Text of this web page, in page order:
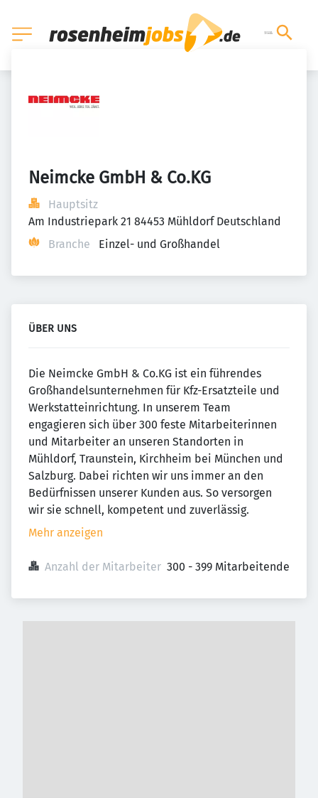
Neimcke GmbH & Co.KG
Hauptsitz
Am Industriepark 21 84453 Mühldorf Deutschland
Branche
Einzel- und Großhandel
ÜBER UNS
Die Neimcke GmbH & Co.KG ist ein führendes
Großhandelsunternehmen für Kfz-Ersatzteile und
Werkstatteinrichtung. In unserem Team
engagieren sich über 300 feste Mitarbeiterinnen
und Mitarbeiter an unseren Standorten in
Mühldorf, Traunstein, Kirchheim bei München und
Salzburg. Dabei richten wir uns immer an den
Bedürfnissen unserer Kunden aus. So versorgen
wir sie schnell, kompetent und zuverlässig.
Mehr anzeigen
Anzahl der Mitarbeiter 300 - 399 Mitarbeitende